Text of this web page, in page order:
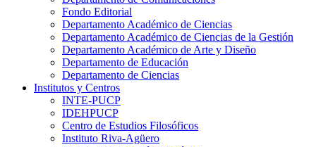
Fondo Editorial
Departamento Académico de Ciencias
Departamento Académico de Ciencias de la Gestión
Departamento Académico de Arte y Diseño
Departamento de Educación
Departamento de Ciencias
Institutos y Centros
INTE-PUCP
IDEHPUCP
Centro de Estudios Filosóficos
Instituto Riva-Agüero